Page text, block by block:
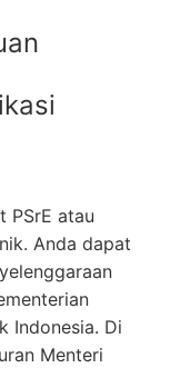
PSrE atau
Anda dapat
Indonesia. Di
Menteri